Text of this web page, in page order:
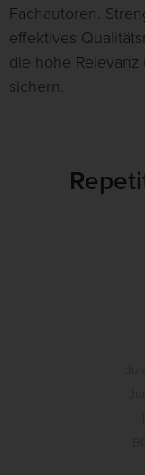
Fachautoren.
effektives
die hohe
sichern.